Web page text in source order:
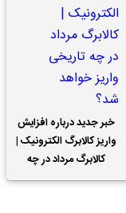
خبر جدید درباره افزایش
واریز کالابرگ الکترونیک |
کالابرگ مرداد در چه
تاریخی واریز خواهد شد؟